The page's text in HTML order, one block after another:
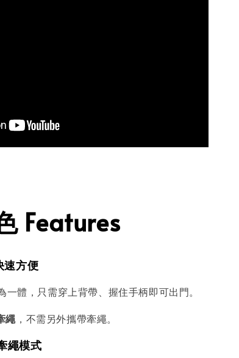
Features
速方便
一體，只需穿上背帶、握住手柄即可出門。
繩 ，不需另外攜帶牽繩。
繩模式